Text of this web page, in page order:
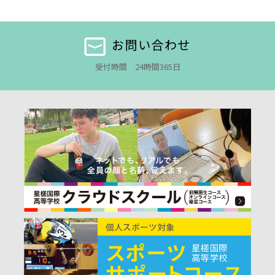
お問い合わせ
受付時間 24時間365日